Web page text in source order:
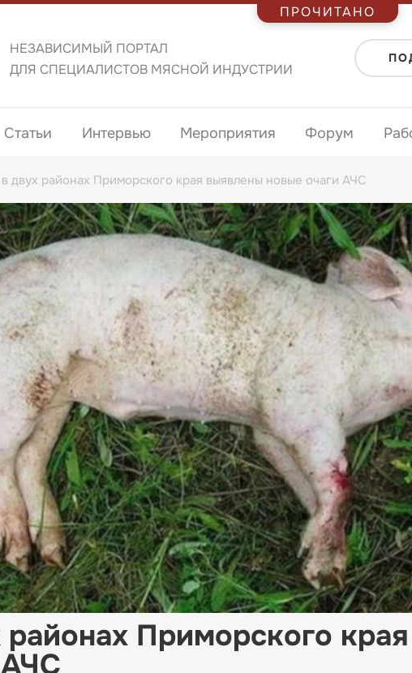
НЕЗАВИСИМЫЙ ПОРТАЛ
ДЛЯ СПЕЦИАЛИСТОВ МЯСНОЙ ИНДУСТРИИ
Статьи Интервью Мероприятия Форум
двух районах Приморского края выявлены новые очаги АЧС
районах Приморского
ПРОЧИТАНО